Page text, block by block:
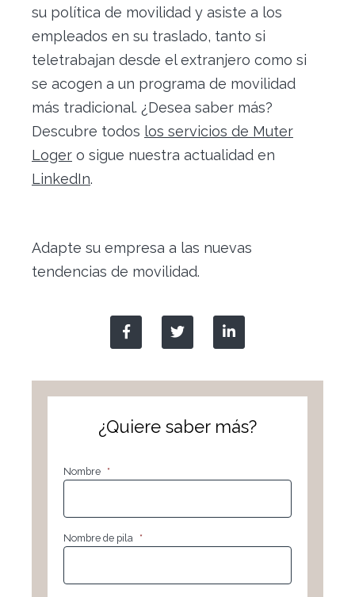
su política de movilidad y asiste a los
empleados en su traslado, tanto si
teletrabajan desde el extranjero como si
se acogen a un programa de movilidad
más tradicional. ¿Desea saber más?
Descubre todos los servicios de Muter
Loger o sigue nuestra actualidad en
LinkedIn.
Adapte su empresa a las nuevas
tendencias de movilidad.
¿Quiere saber más?
Nombre *
Nombre de pila *